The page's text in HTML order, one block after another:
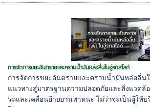
การจัดการขยะอันตรายและคราบน้ำมันหล่อลื่นในอู่รถสไลด์
การจัดการขยะอันตรายและคราบน้ำมันหล่อลื่น
แนวทางสู่มาตรฐานความปลอดภัยและสิ่งแวดล้
รถและเคลื่อนย้ายยานพาหนะ ไม่ว่าจะเป็นผู้ให้